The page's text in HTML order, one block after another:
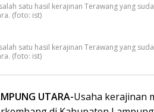
satu hasil kerajinan Terawang yang
(foto: ist)
satu hasil kerajinan Terawang yang
(foto: ist)
UTARA-Usaha kerajinan